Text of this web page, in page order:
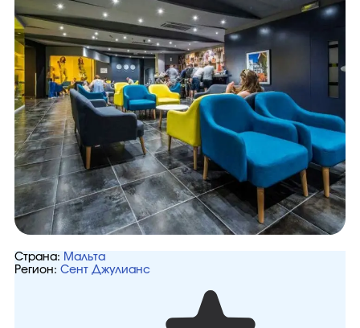
Страна: Мальта
Регион: Сент Джулианс